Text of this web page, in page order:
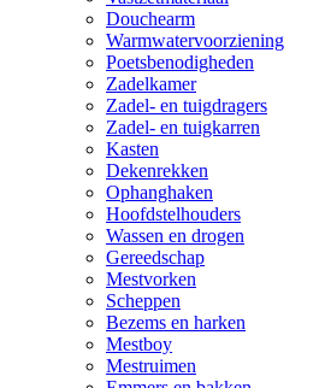
Douchearm
Warmwatervoorziening
Poetsbenodigheden
Zadelkamer
Zadel- en tuigdragers
Zadel- en tuigkarren
Kasten
Dekenrekken
Ophanghaken
Hoofdstelhouders
Wassen en drogen
Gereedschap
Mestvorken
Scheppen
Bezems en harken
Mestboy
Mestruimen